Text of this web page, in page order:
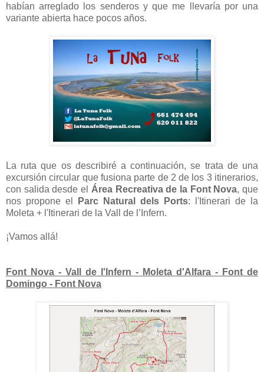
habían arreglado los senderos y que me llevaría por una
variante abierta hace pocos años.
La ruta que os describiré a continuación, se trata de una
excursión circular que fusiona parte de 2 de los 3 itinerarios,
con salida desde el Área Recreativa de la Font Nova, que
nos propone el
Parc Natural dels Ports: l'Itinerari de la
Moleta + l'Itinerari de la Vall de l’Infern.
¡Vamos allá!
Font Nova - Vall de l'Infern - Moleta d'Alfara - Font de
Domingo - Font Nova